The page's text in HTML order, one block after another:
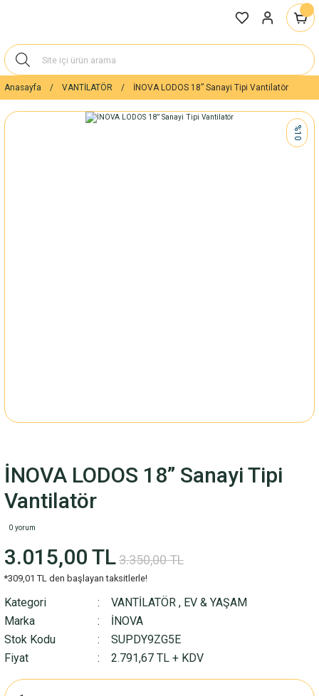
Anasayfa VANTİLATÖR İNOVA LODOS 18” Sanayi Tipi Vantilatör
%10
İNOVA LODOS 18” Sanayi Tipi
Vantilatör
0 yorum
3.015,00 TL3.350,00 TL
*309,01 TL den başlayan taksitlerle!
Kategori VANTİLATÖR , EV & YAŞAM
Marka
İNOVA
Stok Kodu
SUPDY9ZG5E
Fiyat
2.791,67 TL + KDV